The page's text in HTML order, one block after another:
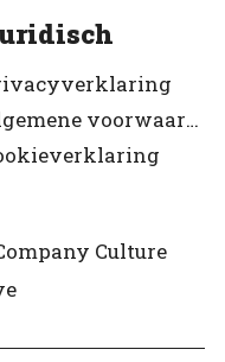
Algemene voorwaarden
Culture